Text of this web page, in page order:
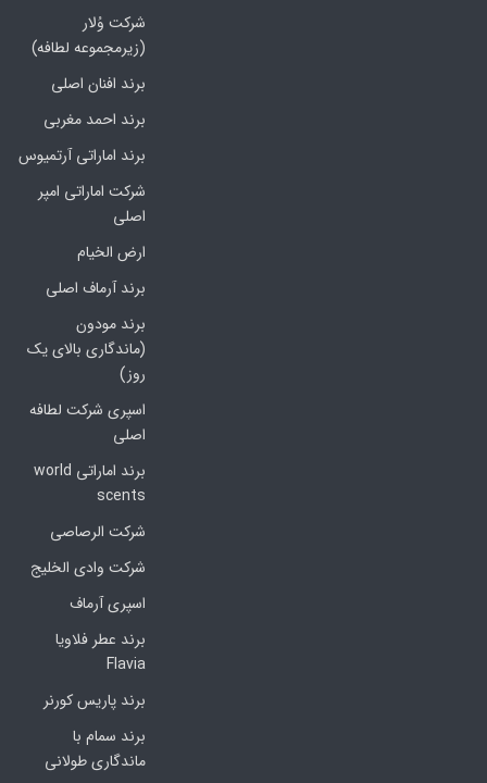
شرکت وُلار
(زیرمجموعه لطافه)
برند افنان اصلی
برند احمد مغربی
برند اماراتی آرتمیوس
شرکت اماراتی امپر
اصلی
ارض الخیام
برند آرماف اصلی
برند مودون
(ماندگاری بالای یک
روز)
اسپری شرکت لطافه
اصلی
برند اماراتی world
scents
شرکت الرصاصی
شرکت وادی الخلیج
اسپری آرماف
برند عطر فلاویا
Flavia
برند پاریس کورنر
برند سمام با
ماندگاری طولانی